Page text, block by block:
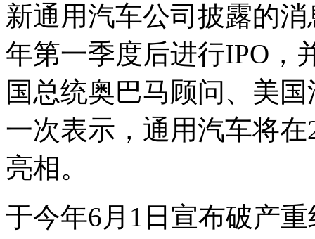
新通用汽车公司披露的
年第一季度后进行IPO，
国总统奥巴马顾问、美
一次表示，通用汽车将
亮相。
于今年6月1日宣布破产